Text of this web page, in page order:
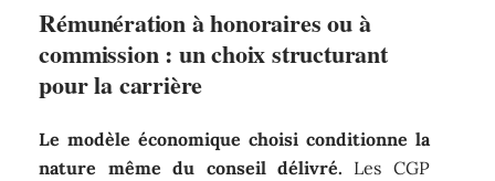
Rémunération à honoraires ou à
commission : un choix structurant
pour la carrière
Le modèle économique choisi conditionne la
nature même du conseil délivré. Les CGP